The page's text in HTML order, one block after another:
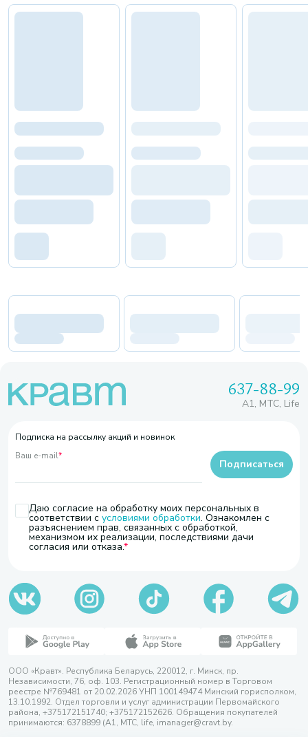
637-88-99
A1, МТС, Life
Подписка на рассылку акций и новинок
Ваш e-mail*
Даю согласие на обработку моих персональных в
соответствии с условиями обработки. Ознакомлен с
разъяснением прав, связанных с обработкой,
механизмом их реализации, последствиями дачи
согласия или отказа.
Подписаться
ООО «Кравт». Республика Беларусь, 220012, г. Минск, пр.
Независимости, 76, оф. 103. Регистрационный номер в Торговом
реестре №769481 от 20.02.2026 УНП 100149474 Минский горисполком,
13.10.1992. Отдел торговли и услуг администрации Первомайского
района, +375172151740; +375172152626. Обращения покупателей
принимаются: 6378899 (А1, МТС, life, imanager@cravt.by.